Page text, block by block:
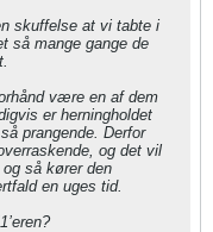
skuffelse at vi tabte i
så mange gange de
være en af dem
er herningholdet
prangende. Derfor
og det vil
så kører den
en uges tid.